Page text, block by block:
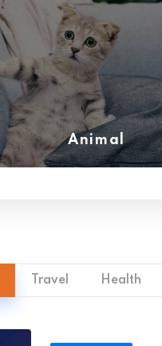
Animal
Travel Health